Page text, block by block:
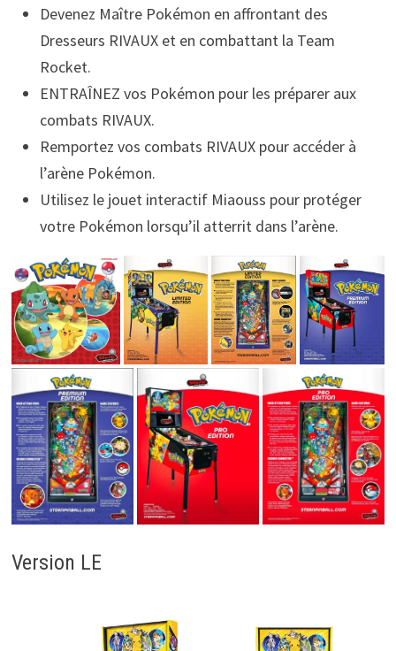
Devenez Maître Pokémon en affrontant des
Dresseurs RIVAUX et en combattant la Team
Rocket.
ENTRAÎNEZ vos Pokémon pour les préparer aux
combats RIVAUX.
Remportez vos combats RIVAUX pour accéder à
l’arène Pokémon.
Utilisez le jouet interactif Miaouss pour protéger
votre Pokémon lorsqu’il atterrit dans l’arène.
Version LE